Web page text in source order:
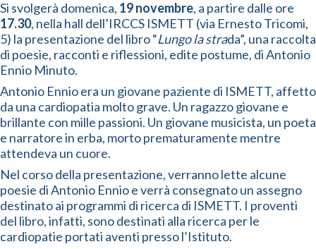
Si svolgerà domenica, 19 novembre, a partire dalle ore
17.30, nella hall dell’IRCCS ISMETT (via Ernesto Tricomi,
5) la presentazione del libro “Lungo la strada”, una raccolta
di poesie, racconti e riflessioni, edite postume, di Antonio
Ennio Minuto.
Antonio Ennio era un giovane paziente di ISMETT, affetto
da una cardiopatia molto grave. Un ragazzo giovane e
brillante con mille passioni. Un giovane musicista, un poeta
e narratore in erba, morto prematuramente mentre
attendeva un cuore.
Nel corso della presentazione, verranno lette alcune
poesie di Antonio Ennio e verrà consegnato un assegno
destinato ai programmi di ricerca di ISMETT. I proventi
del libro, infatti, sono destinati alla ricerca per le
cardiopatie portati aventi presso l’Istituto.